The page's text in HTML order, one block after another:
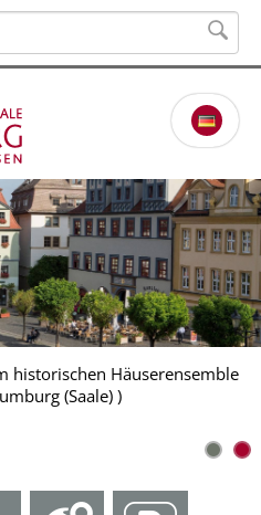
historischen Häuserensemble
(Saale) )